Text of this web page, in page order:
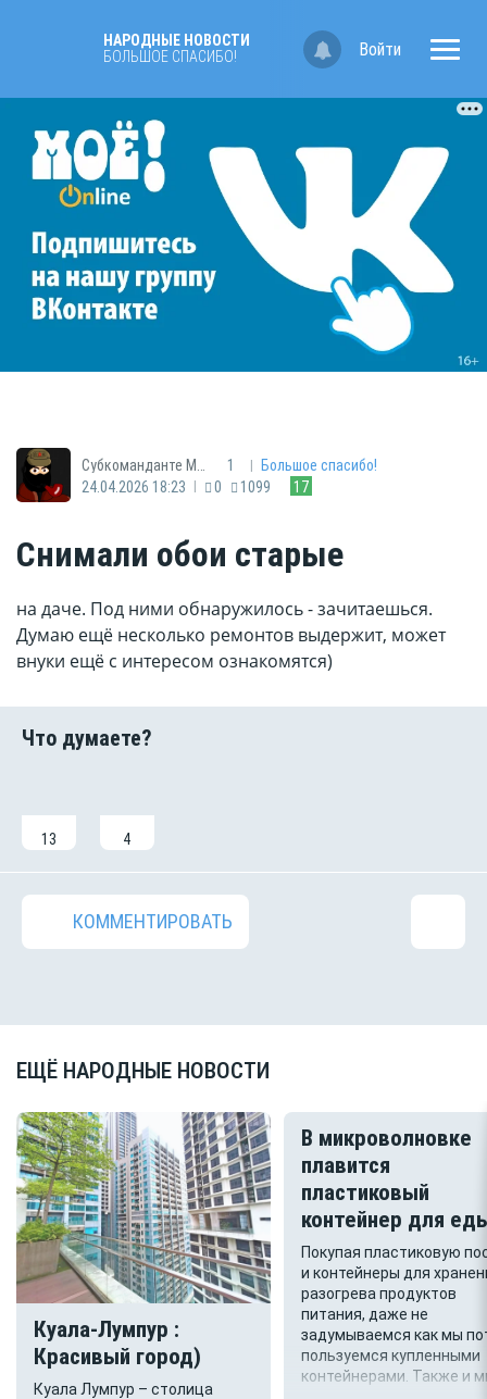
НАРОДНЫЕ НОВОСТИ
БОЛЬШОЕ СПАСИБО!
Войти
1 |
Большое спасибо!
24.04.2026 18:23 | 0 1099 17
Снимали обои старые
на даче. Под ними обнаружилось - зачитаешься.
Думаю ещё несколько ремонтов выдержит, может
внуки ещё с интересом ознакомятся)
13 4
КОММЕНТИРОВАТЬ
ЕЩЁ НАРОДНЫЕ НОВОСТИ
Куала-Лумпур :
Красивый город)
Куала Лумпур – столица
В микроволновке
плавится
пластиковый
контейнер для
Покупая пластиковую
и контейнеры для
разогрева продуктов
питания, даже не
задумываемся как мы
пользуемся купленными
контейнерами. Также и